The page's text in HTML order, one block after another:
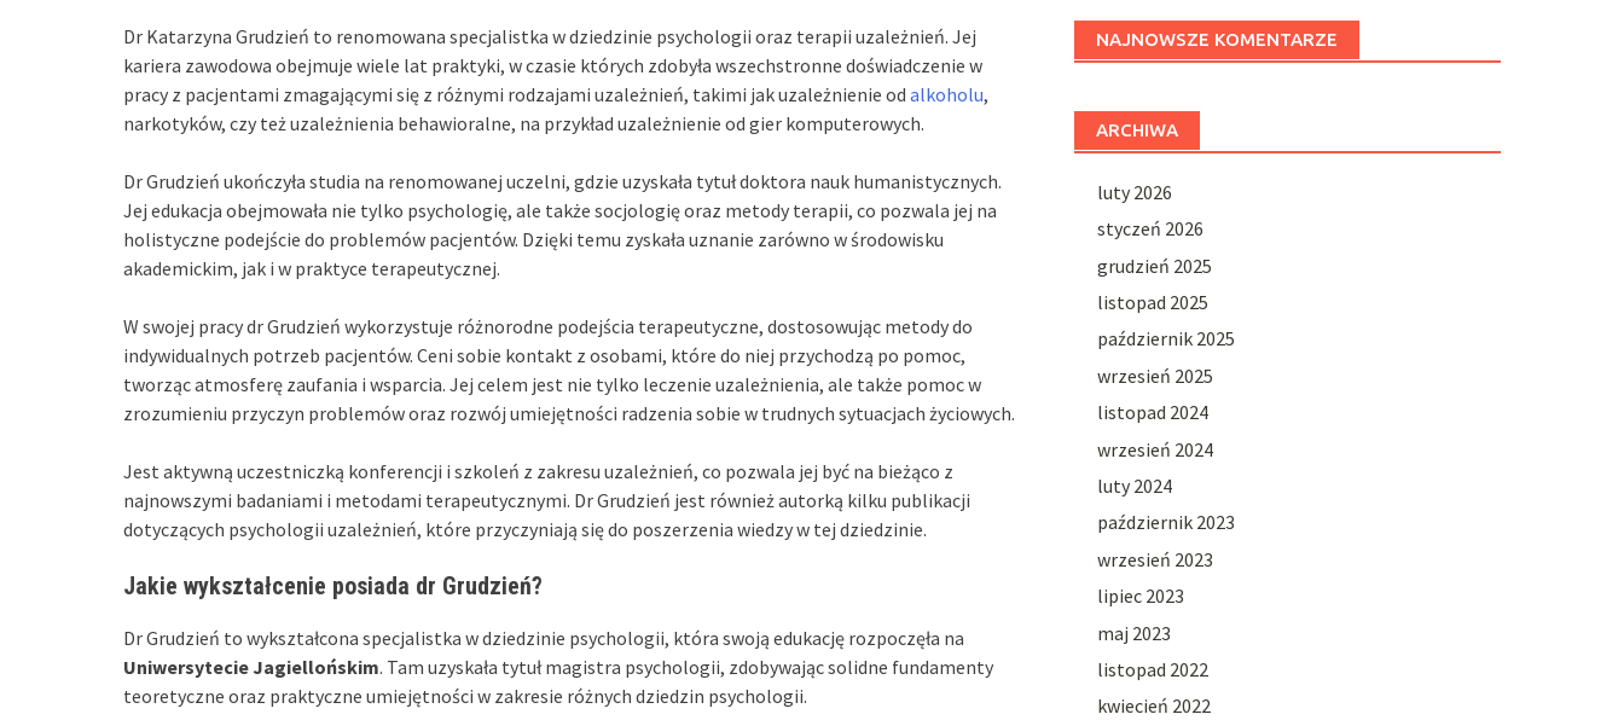
Dr Katarzyna Grudzień to renomowana specjalistka w dziedzinie psychologii oraz terapii uzależnień. Jej
kariera zawodowa obejmuje wiele lat praktyki, w czasie których zdobyła wszechstronne doświadczenie w
pracy z pacjentami zmagającymi się z różnymi rodzajami uzależnień, takimi jak uzależnienie od alkoholu,
narkotyków, czy też uzależnienia behawioralne, na przykład uzależnienie od gier komputerowych.
Dr Grudzień ukończyła studia na renomowanej uczelni, gdzie uzyskała tytuł doktora nauk humanistycznych.
Jej edukacja obejmowała nie tylko psychologię, ale także socjologię oraz metody terapii, co pozwala jej na
holistyczne podejście do problemów pacjentów. Dzięki temu zyskała uznanie zarówno w środowisku
akademickim, jak i w praktyce terapeutycznej.
W swojej pracy dr Grudzień wykorzystuje różnorodne podejścia terapeutyczne, dostosowując metody do
indywidualnych potrzeb pacjentów. Ceni sobie kontakt z osobami, które do niej przychodzą po pomoc,
tworząc atmosferę zaufania i wsparcia. Jej celem jest nie tylko leczenie uzależnienia, ale także pomoc w
zrozumieniu przyczyn problemów oraz rozwój umiejętności radzenia sobie w trudnych sytuacjach życiowych.
Jest aktywną uczestniczką konferencji i szkoleń z zakresu uzależnień, co pozwala jej być na bieżąco z
najnowszymi badaniami i metodami terapeutycznymi. Dr Grudzień jest również autorką kilku publikacji
dotyczących psychologii uzależnień, które przyczyniają się do poszerzenia wiedzy w tej dziedzinie.
Jakie wykształcenie posiada dr Grudzień?
Dr Grudzień to wykształcona specjalistka w dziedzinie psychologii, która swoją edukację rozpoczęła na
Uniwersytecie Jagiellońskim. Tam uzyskała tytuł magistra psychologii, zdobywając solidne fundamenty
teoretyczne oraz praktyczne umiejętności w zakresie różnych dziedzin psychologii.
NAJNOWSZE KOMENTARZE
ARCHIWA
luty 2026
styczeń 2026
grudzień 2025
listopad 2025
październik 2025
wrzesień 2025
listopad 2024
wrzesień 2024
luty 2024
październik 2023
wrzesień 2023
lipiec 2023
maj 2023
listopad 2022
kwiecień 2022